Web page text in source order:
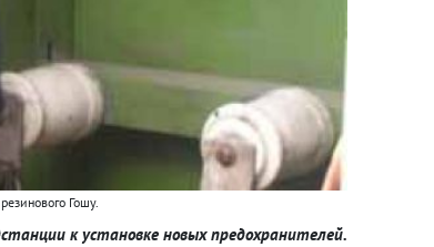
Гошу.
к установке новых предохранителей.